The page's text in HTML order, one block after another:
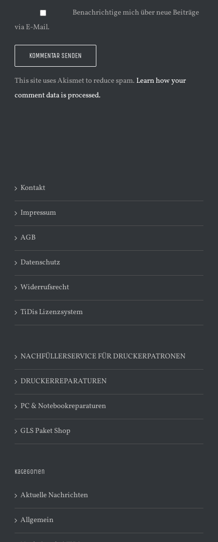
Benachrichtige mich über neue Beiträge
via E-Mail.
This site uses Akismet to reduce spam. Learn how your
comment data is processed.
Kontakt
Impressum
AGB
Datenschutz
Widerrufsrecht
TiDis Lizenzsystem
NACHFÜLLERSERVICE FÜR DRUCKERPATRONEN
DRUCKERREPARATUREN
PC & Notebookreparaturen
GLS Paket Shop
Kategorien
Aktuelle Nachrichten
Allgemein